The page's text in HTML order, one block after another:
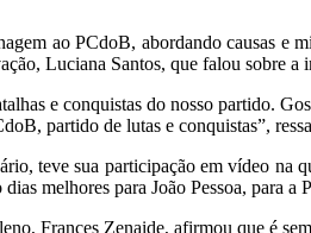
ao PCdoB, abordando causas e
Luciana Santos, que falou sobre a
e conquistas do nosso partido.
partido de lutas e conquistas”,
teve sua participação em vídeo na
melhores para João Pessoa, para a
Frances Zenaide, afirmou que é